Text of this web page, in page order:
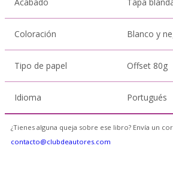
Coloración Blanco y
Tipo de papel Offset 80g
Idioma Portugués
¿Tienes alguna queja sobre ese libro? Envía un
contacto@clubdeautores.com